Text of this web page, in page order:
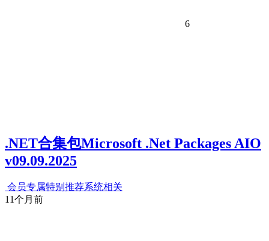
6
.NET合集包Microsoft .Net Packages AIO
v09.09.2025
会员专属特别推荐系统相关
11个月前